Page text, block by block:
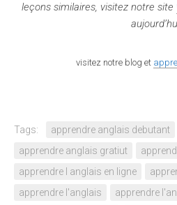
leçons similaires, visitez notre site
visitez notre blog et
Tags:
apprendre anglais debutant
apprendre anglais gratiut
apprendre l anglais en ligne
apprendre l'anglais
apprendre